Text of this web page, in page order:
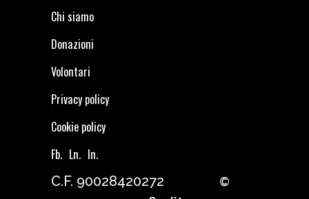
Chi siamo
Donazioni
Volontari
Privacy policy
Cookie policy
Fb. Ln. In.
C.F. 90028420272
©